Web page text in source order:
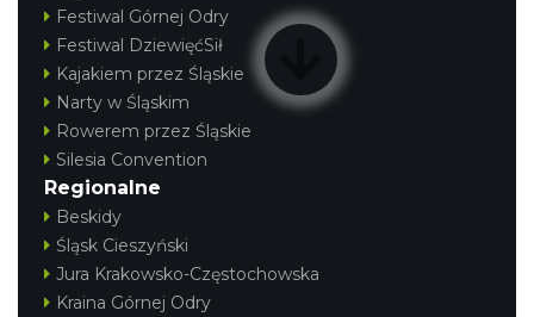
Festiwal Górnej Odry
Festiwal DziewięćSił
Kajakiem przez Śląskie
Narty w Śląskim
Rowerem przez Śląskie
Silesia Convention
Regionalne
Beskidy
Śląsk Cieszyński
Jura Krakowsko-Częstochowska
Kraina Górnej Odry